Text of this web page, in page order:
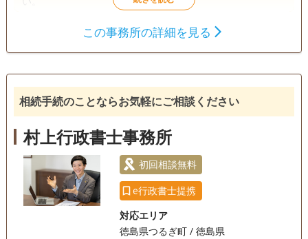
遺産分割
銀行手続き
戸籍収集 相続人調査
電話相談可 訪問可 土日相談可 初回相談無料
18時以降相談可 事務所面談可
この事務所の詳細を見る
相続手続のことならお気軽にご相談ください
村上行政書士事務所
初回相談無料
e行政書士提携
対応エリア
徳島県つるぎ町 / 徳島県